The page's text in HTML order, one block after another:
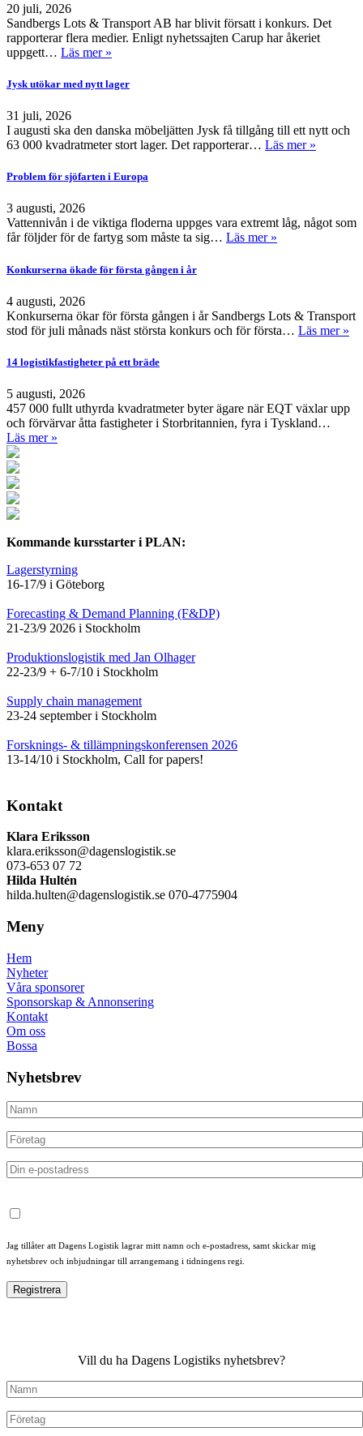
20 juli, 2026
Sandbergs Lots & Transport AB har blivit försatt i konkurs. Det
rapporterar flera medier. Enligt nyhetssajten Carup har åkeriet
uppgett… Läs mer »
Jysk utökar med nytt lager
31 juli, 2026
I augusti ska den danska möbeljätten Jysk få tillgång till ett nytt och
63 000 kvadratmeter stort lager. Det rapporterar… Läs mer »
Problem för sjöfarten i Europa
3 augusti, 2026
Vattennivån i de viktiga floderna uppges vara extremt låg, något som
får följder för de fartyg som måste ta sig… Läs mer »
Konkurserna ökade för första gången i år
4 augusti, 2026
Konkurserna ökar för första gången i år Sandbergs Lots & Transport
stod för juli månads näst största konkurs och för första… Läs mer »
14 logistikfastigheter på ett bräde
5 augusti, 2026
457 000 fullt uthyrda kvadratmeter byter ägare när EQT växlar upp
och förvärvar åtta fastigheter i Storbritannien, fyra i Tyskland…
Läs mer »
Kommande kursstarter i PLAN:
Lagerstyrning
16-17/9 i Göteborg
Forecasting & Demand Planning (F&DP)
21-23/9 2026 i Stockholm
Produktionslogistik med Jan Olhager
22-23/9 + 6-7/10 i Stockholm
Supply chain management
23-24 september i Stockholm
Forsknings- & tillämpningskonferensen 2026
13-14/10 i Stockholm, Call for papers!
Kontakt
Klara Eriksson
klara.eriksson@dagenslogistik.se
073-653 07 72
Hilda Hultén
hilda.hulten@dagenslogistik.se 070-4775904
Meny
Hem
Nyheter
Våra sponsorer
Sponsorskap & Annonsering
Kontakt
Om oss
Bossa
Nyhetsbrev
Jag tillåter att Dagens Logistik lagrar mitt namn och e-postadress, samt skickar mig
nyhetsbrev och inbjudningar till arrangemang i tidningens regi.
Vill du ha Dagens Logistiks nyhetsbrev?